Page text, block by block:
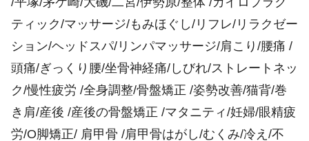
ティック/マッサージ/もみほぐし/リフレ/リラクゼー
ション/ヘッドスパ/リンパマッサージ/肩こり/腰痛 /
頭痛/ぎっくり腰/坐骨神経痛/しびれ/ストレートネッ
ク/慢性疲労 /全身調整/骨盤矯正 /姿勢改善/猫背/巻
き肩/産後 /産後の骨盤矯正 /マタニティ/妊婦/眼精疲
労/O脚矯正/ 肩甲骨 /肩甲骨はがし/むくみ/冷え/不